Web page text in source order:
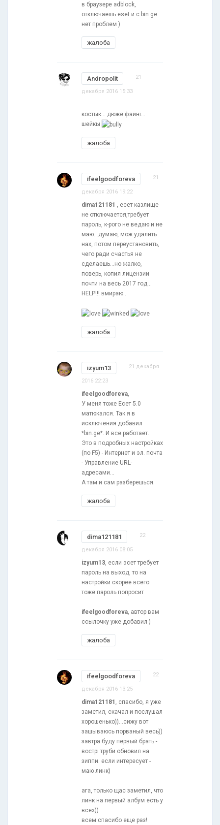
в браузере adblock,
отключаешь eset и с bin.ge
нет проблем )
жалоба
Andropolit 21
декабря 2016 15:33
костык... дюже файні...
шейкы
жалоба
ifeelgoodforeva 21
декабря 2016 19:22
dima121181 , есет казлище
не отключается,требует
пароль, к-рого не ведаю и не
маю...думаю, мож удалить
нах, потом переустановить,
чего ради счастья не
сделаешь...но жалко,
поверь, копия лицензии
почти на весь 2017 год...
HELP!!! вмираю..
жалоба
izyum13 21 декабря
2016 22:23
ifeelgoodforeva
У меня тоже Есет 5.0
матюкался. Так я в
исключения добавил
*bin.ge*. И все работает.
Это в подробных настройках
(по F5) - Интернет и эл. почта
- Управление URL-
адресами...
А там и сам разберешься.
жалоба
dima121181 22
декабря 2016 08:05
izyum13 , если эсет требует
пароль на выход, то на
настройки скорее всего
тоже пароль попросит
ifeelgoodforeva , автор вам
ссылочку уже добавил )
жалоба
ifeelgoodforeva 22
декабря 2016 13:25
dima121181
, спасибо, я уже
заметил, скачал и послушал
хорошенько))...сижу вот
зашываюсь порваный весь))
завтра буду первый брать -
вострі труби обновил на
зиппи. если интересует -
маю линк)
ага, только щас заметил, что
линк на первый албум есть у
всех))
всем спасибо еще раз!